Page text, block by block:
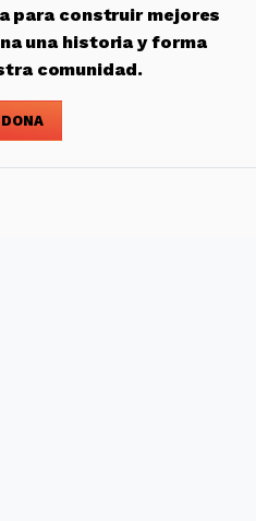
para construir mejores
una historia y forma
comunidad.
DONA